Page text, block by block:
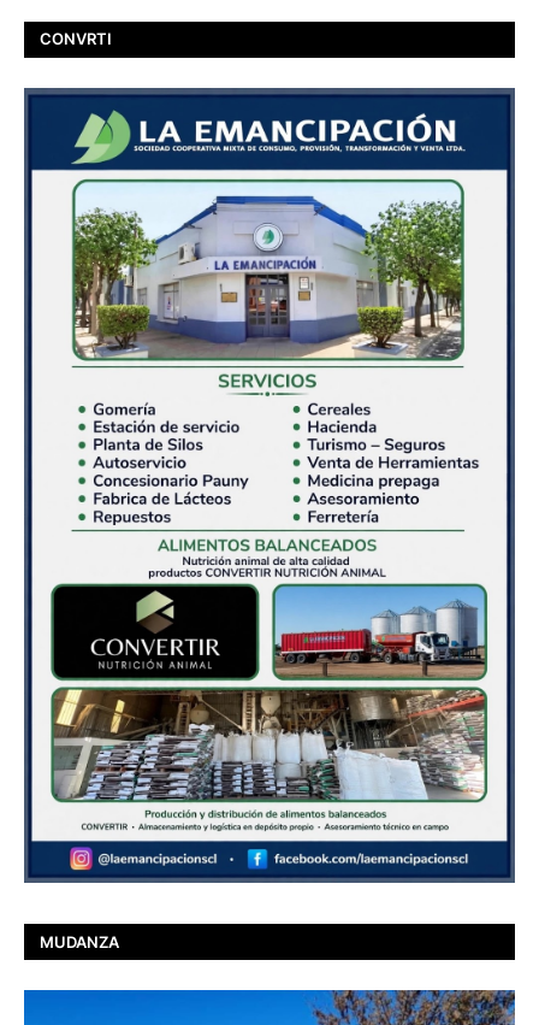
CONVRTI
MUDANZA